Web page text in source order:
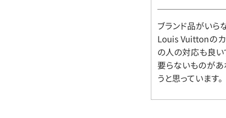
ブランド品がいら
Louis Vuittonの
の人の対応も良い
要らないものがあ
うと思っています。